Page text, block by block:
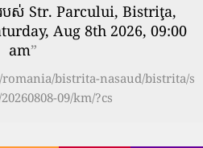
ស់ Str. Parcului, Bistriţa,
Aug 8th 2026, 09:00
am”
bistrita-nasaud/bistrita/s
09/km/?cs